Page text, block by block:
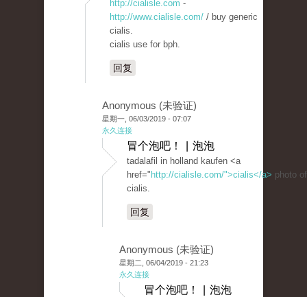
http://cialisle.com -
http://www.cialisle.com/ / buy generic
cialis.
cialis use for bph.
回复
Anonymous (未验证)
星期一, 06/03/2019 - 07:07
永久连接
冒个泡吧！ | 泡泡
tadalafil in holland kaufen <a
href=" http://cialisle.com/">cialis</a> photo of
cialis.
回复
Anonymous (未验证)
星期二, 06/04/2019 - 21:23
永久连接
冒个泡吧！ | 泡泡